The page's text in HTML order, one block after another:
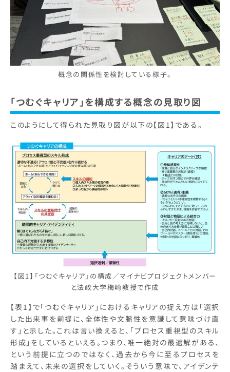
概念の関係性を検討している様子。
「つむぐキャリア」を構成する概念の見取り図
このようにして得られた見取り図が以下の【図1】である。
【図1】「つむぐキャリア」の構成／マイナビプロジェクトメンバー
と法政大学梅崎教授で作成
【表1】で「つむぐキャリア」におけるキャリアの捉え方は「選択
した出来事を前提に、全体性や文脈性を意識して意味づけ直
す」と示した。これは言い換えると、「プロセス重視型のスキル
形成」をしているといえる。つまり、唯一絶対の最適解がある、
という前提に立つのではなく、過去から今に至るプロセスを
踏まえて、未来の選択をしていく。そういう意味で、アイデンテ